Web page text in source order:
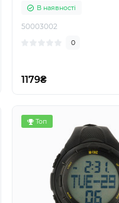
В наявності
50003002
0
1179₴
Топ